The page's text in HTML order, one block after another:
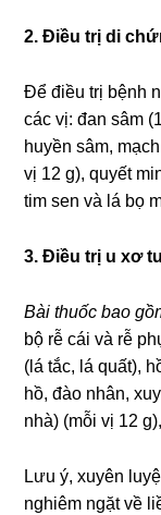
2. Điều trị di
Để điều trị bệnh
các vị: đan sâm
huyền sâm,
vị 12 g), quyết
tim sen và lá bọ
3. Điều trị u xơ
Bài thuốc bao
bộ rễ cái và rễ
(lá tắc, lá quất),
hồ, đào nhân,
nhà) (mỗi vị 12
Lưu ý, xuyên
nghiêm ngặt về